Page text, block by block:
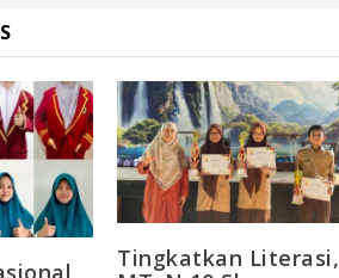
Tingkatkan Literasi,